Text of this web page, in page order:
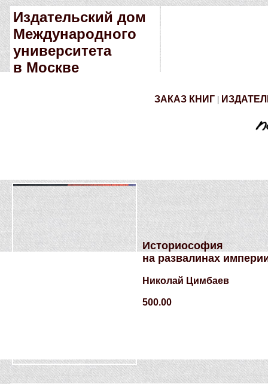
Издательский дом
Международного
университета
в Москве
ЗАКАЗ КНИГ |
Историософия
на развалинах
Николай Цимбаев
500.00